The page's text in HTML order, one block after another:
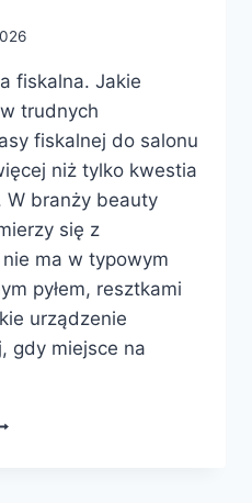
fiskalna. Jakie
trudnych
fiskalnej do salonu
niż tylko kwestia
W branży beauty
się z
ma w typowym
pyłem, resztkami
urządzenie
gdy miejsce na